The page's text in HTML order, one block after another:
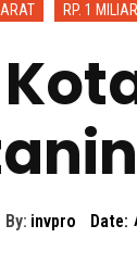
RP. 1
By: invpro Date: